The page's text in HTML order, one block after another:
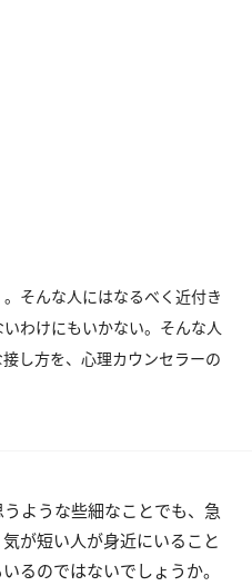
そんな人にはなるべく近付き
わけにもいかない。そんな人
し方を、心理カウンセラーの
ような些細なことでも、急
が短い人が身近にいること
るのではないでしょうか。